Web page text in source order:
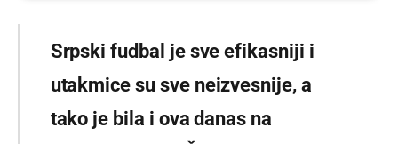
Srpski fudbal je sve efikasniji i
utakmice su sve neizvesnije, a
tako je bila i ova danas na